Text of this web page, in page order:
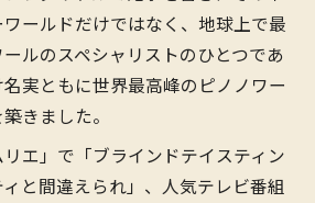
ールドだけではなく、地球上で最
ルのスペシャリストのひとつであ
実ともに世界最高峰のピノノワー
きました。
エ」で「ブラインドテイスティン
と間違えられ」、人気テレビ番組